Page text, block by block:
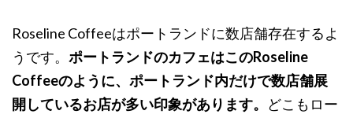
Roseline Coffeeはポートランドに数店舗存在するよ
うです。 ポートランドのカフェはこのRoseline
Coffeeのように、ポートランド内だけで数店舗展
開しているお店が多い印象があります。 どこもロー